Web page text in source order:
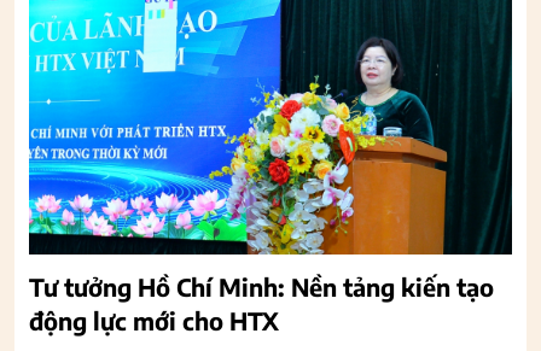
Tư tưởng Hồ Chí Minh: Nền tảng kiến tạo
động lực mới cho HTX